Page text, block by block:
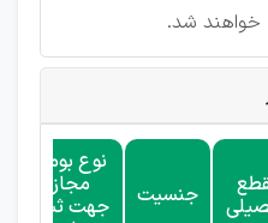
خواهند شد.
جنسیت
نوع بومی
مجاز
جهت ثبت